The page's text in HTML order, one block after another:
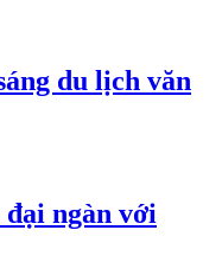
du lịch văn
ngàn với